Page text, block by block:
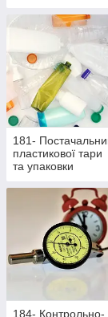
181-
пластикової тари
та упаковки
184- Контрольно-